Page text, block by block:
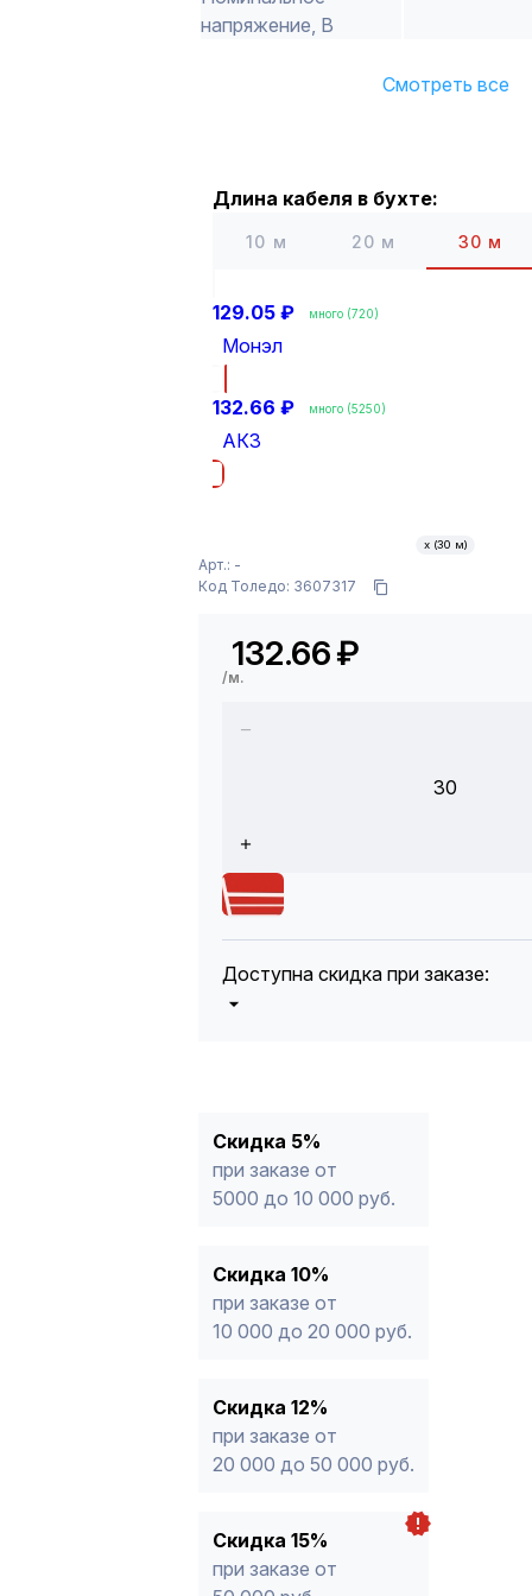
напряжение, В
Смотреть все
Длина кабеля в бухте:
10 м 20 м 30 м
129.05 ₽ много (720)
Монэл
132.66 ₽ много (5250)
АКЗ
Арт.: -
Код Толедо: 3607317
132.66₽
/м.
х (30 м)
30
Доступна скидка при заказе:
* -Для заказов, состоящих
продукции, максимальная скидка
Скидка 5%
при заказе от
5000 до 10 000 руб.
Скидка 10%
при заказе от
10 000 до 20 000 руб.
Скидка 12%
при заказе от
20 000 до 50 000 руб.
Скидка 15%
при заказе от